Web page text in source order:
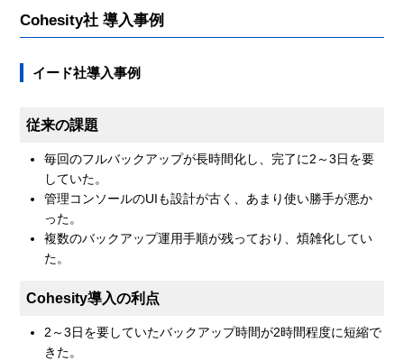
Cohesity社 導入事例
イード社導入事例
従来の課題
毎回のフルバックアップが長時間化し、完了に2～3日を要
していた。
管理コンソールのUIも設計が古く、あまり使い勝手が悪か
った。
複数のバックアップ運用手順が残っており、煩雑化してい
た。
Cohesity導入の利点
2～3日を要していたバックアップ時間が2時間程度に短縮で
きた。